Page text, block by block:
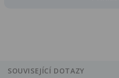
SOUVISEJÍCÍ DOTAZY